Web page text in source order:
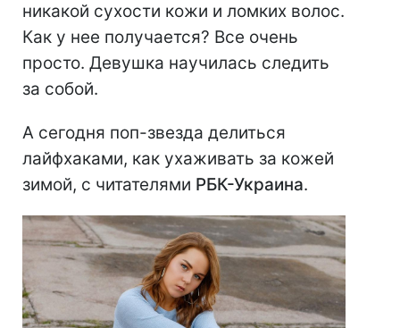
никакой сухости кожи и ломких волос.
Как у нее получается? Все очень
просто. Девушка научилась следить
за собой.
А сегодня поп-звезда делиться
лайфхаками, как ухаживать за кожей
зимой, с читателями РБК-Украина.